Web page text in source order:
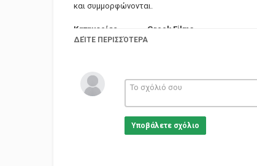
και συμμορφώνονται.
Κατηγορίες
Greek Films
Ετικέτες
greek movies
ΔΕΊΤΕ ΠΕΡΙΣΣΌΤΕΡΑ
Υποβάλετε σχόλιο